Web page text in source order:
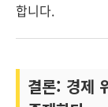
합니다.
결론: 경제